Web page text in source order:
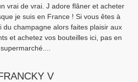
vrai de vrai. J adore flâner et acheter
je suis en France ! Si vous êtes à
du champagne alors faites plaisir aux
et achetez vos bouteilles ici, pas en
supermarché....
V